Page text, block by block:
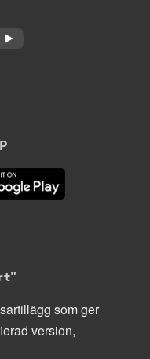
som ger
version,